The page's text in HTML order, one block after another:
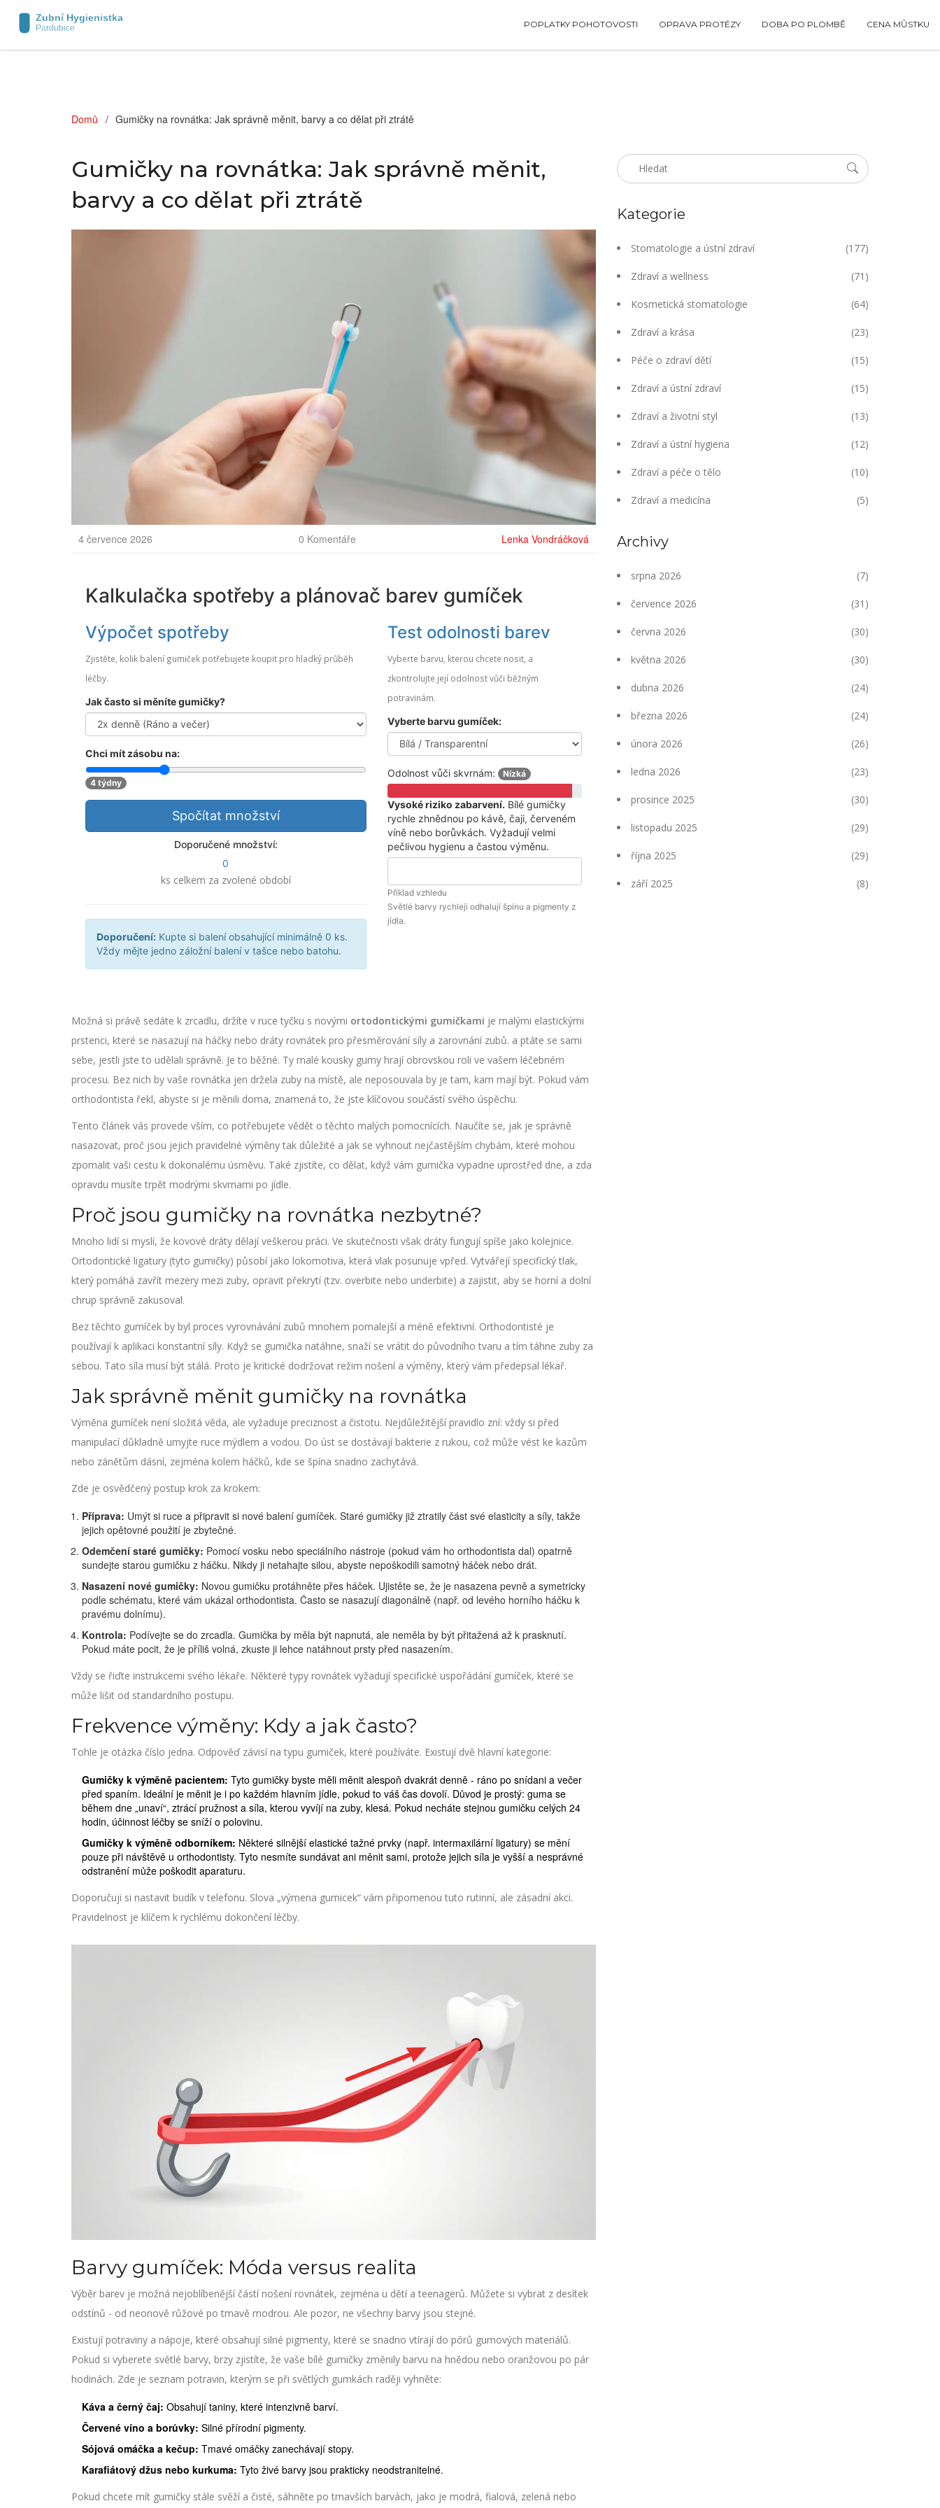
POPLATKY POHOTOVOSTI OPRAVA PROTÉZY DOBA PO PLOMBĚ CENA MŮSTKU
Domů Gumičky na rovnátka: Jak správně měnit, barvy a co dělat při ztrátě
Gumičky na rovnátka: Jak správně měnit,
barvy a co dělat při ztrátě
4 července 2026 0 Komentáře Lenka Vondráčková
Kalkulačka spotřeby a plánovač barev gumíček
Výpočet spotřeby
Zjistěte, kolik balení gumiček potřebujete koupit pro hladký průběh
léčby.
Jak často si měníte gumičky?
Chci mít zásobu na:
4 týdny
Spočítat množství
Doporučené množství:
0
ks celkem za zvolené období
Doporučení: Kupte si balení obsahující minimálně 0 ks.
Vždy mějte jedno záložní balení v tašce nebo batohu.
Test odolnosti barev
Vyberte barvu, kterou chcete nosit, a
zkontrolujte její odolnost vůči běžným
potravinám.
Vyberte barvu gumíček:
Odolnost vůči skvrnám: Nízká
Vysoké riziko zabarvení. Bílé gumičky
rychle zhnědnou po kávě, čaji, červeném
víně nebo borůvkách. Vyžadují velmi
pečlivou hygienu a častou výměnu.
Příklad vzhledu
Světlé barvy rychleji odhalují špínu a pigmenty z
jídla.
Možná si právě sedáte k zrcadlu, držíte v ruce tyčku s novými ortodontickými gumičkami je malými elastickými
prstenci, které se nasazují na háčky nebo dráty rovnátek pro přesměrování síly a zarovnání zubů. a ptáte se sami
sebe, jestli jste to udělali správně. Je to běžné. Ty malé kousky gumy hrají obrovskou roli ve vašem léčebném
procesu. Bez nich by vaše rovnátka jen držela zuby na místě, ale neposouvala by je tam, kam mají být. Pokud vám
orthodontista řekl, abyste si je měnili doma, znamená to, že jste klíčovou součástí svého úspěchu.
Tento článek vás provede vším, co potřebujete vědět o těchto malých pomocnících. Naučíte se, jak je správně
nasazovat, proč jsou jejich pravidelné výměny tak důležité a jak se vyhnout nejčastějším chybám, které mohou
zpomalit vaši cestu k dokonalému úsměvu. Také zjistíte, co dělat, když vám gumička vypadne uprostřed dne, a zda
opravdu musíte trpět modrými skvrnami po jídle.
Proč jsou gumičky na rovnátka nezbytné?
Mnoho lidí si myslí, že kovové dráty dělají veškerou práci. Ve skutečnosti však dráty fungují spíše jako kolejnice.
Ortodontické ligatury (tyto gumičky) působí jako lokomotiva, která vlak posunuje vpřed. Vytvářejí specifický tlak,
který pomáhá zavřít mezery mezi zuby, opravit překrytí (tzv. overbite nebo underbite) a zajistit, aby se horní a dolní
chrup správně zakusoval.
Bez těchto gumíček by byl proces vyrovnávání zubů mnohem pomalejší a méně efektivní. Orthodontisté je
používají k aplikaci konstantní síly. Když se gumička natáhne, snaží se vrátit do původního tvaru a tím táhne zuby za
sebou. Tato síla musí být stálá. Proto je kritické dodržovat režim nošení a výměny, který vám předepsal lékař.
Jak správně měnit gumičky na rovnátka
Výměna gumíček není složitá věda, ale vyžaduje preciznost a čistotu. Nejdůležitější pravidlo zní: vždy si před
manipulací důkladně umyjte ruce mýdlem a vodou. Do úst se dostávají bakterie z rukou, což může vést ke kazům
nebo zánětům dásní, zejména kolem háčků, kde se špína snadno zachytává.
Zde je osvědčený postup krok za krokem:
Příprava: Umýt si ruce a připravit si nové balení gumíček. Staré gumičky již ztratily část své elasticity a síly, takže
jejich opětovné použití je zbytečné.
Odemčení staré gumičky: Pomocí vosku nebo speciálního nástroje (pokud vám ho orthodontista dal) opatrně
sundejte starou gumičku z háčku. Nikdy ji netahajte silou, abyste nepoškodili samotný háček nebo drát.
Nasazení nové gumičky: Novou gumičku protáhněte přes háček. Ujistěte se, že je nasazena pevně a symetricky
podle schématu, které vám ukázal orthodontista. Často se nasazují diagonálně (např. od levého horního háčku k
pravému dolnímu).
Kontrola: Podívejte se do zrcadla. Gumička by měla být napnutá, ale neměla by být přitažená až k prasknutí.
Pokud máte pocit, že je příliš volná, zkuste ji lehce natáhnout prsty před nasazením.
Vždy se řiďte instrukcemi svého lékaře. Některé typy rovnátek vyžadují specifické uspořádání gumíček, které se
může lišit od standardního postupu.
Frekvence výměny: Kdy a jak často?
Tohle je otázka číslo jedna. Odpověď závisí na typu gumiček, které používáte. Existují dvě hlavní kategorie:
Gumičky k výměně pacientem: Tyto gumičky byste měli měnit alespoň dvakrát denně - ráno po snídani a večer
před spaním. Ideální je měnit je i po každém hlavním jídle, pokud to váš čas dovolí. Důvod je prostý: guma se
během dne „unaví“, ztrácí pružnost a síla, kterou vyvíjí na zuby, klesá. Pokud necháte stejnou gumičku celých 24
hodin, účinnost léčby se sníží o polovinu.
Gumičky k výměně odborníkem: Některé silnější elastické tažné prvky (např. intermaxilární ligatury) se mění
pouze při návštěvě u orthodontisty. Tyto nesmíte sundávat ani měnit sami, protože jejich síla je vyšší a nesprávné
odstranění může poškodit aparaturu.
Doporučuji si nastavit budík v telefonu. Slova „výmena gumicek“ vám připomenou tuto rutinní, ale zásadní akci.
Pravidelnost je klíčem k rychlému dokončení léčby.
Barvy gumíček: Móda versus realita
Výběr barev je možná nejoblíbenější částí nošení rovnátek, zejména u dětí a teenagerů. Můžete si vybrat z desítek
odstínů - od neonově růžové po tmavě modrou. Ale pozor, ne všechny barvy jsou stejné.
Existují potraviny a nápoje, které obsahují silné pigmenty, které se snadno vtírají do pórů gumových materiálů.
Pokud si vyberete světlé barvy, brzy zjistíte, že vaše bílé gumičky změnily barvu na hnědou nebo oranžovou po pár
hodinách. Zde je seznam potravin, kterým se při světlých gumkách raději vyhněte:
Káva a černý čaj: Obsahují taniny, které intenzivně barví.
Červené víno a borůvky: Silné přírodní pigmenty.
Sójová omáčka a kečup: Tmavé omáčky zanechávají stopy.
Karafiátový džus nebo kurkuma: Tyto živé barvy jsou prakticky neodstranitelné.
Pokud chcete mít gumičky stále svěží a čisté, sáhněte po tmavších barvách, jako je modrá, fialová, zelená nebo
Kategorie
Stomatologie a ústní zdraví (177)
Zdraví a wellness (71)
Kosmetická stomatologie (64)
Zdraví a krása (23)
Péče o zdraví dětí (15)
Zdraví a ústní zdraví (15)
Zdraví a životní styl (13)
Zdraví a ústní hygiena (12)
Zdraví a péče o tělo (10)
Zdraví a medicína (5)
Archivy
srpna 2026 (7)
července 2026 (31)
června 2026 (30)
května 2026 (30)
dubna 2026 (24)
března 2026 (24)
února 2026 (26)
ledna 2026 (23)
prosince 2025 (30)
listopadu 2025 (29)
října 2025 (29)
září 2025 (8)